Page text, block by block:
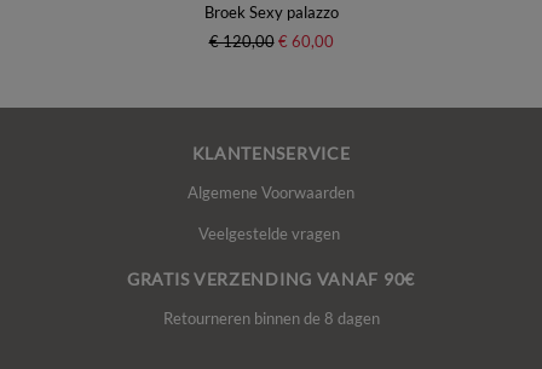
Broek Sexy palazzo
€ 120,00 € 60,00
KLANTENSERVICE
Algemene Voorwaarden
Veelgestelde vragen
GRATIS VERZENDING VANAF 90€
Retourneren binnen de 8 dagen